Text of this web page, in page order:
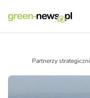
Partnerzy strategiczni